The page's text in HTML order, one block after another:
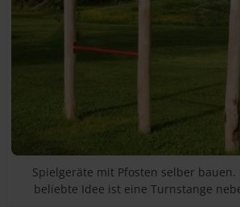
Spielgeräte mit Pfosten selber bauen.
beliebte Idee ist eine Turnstange